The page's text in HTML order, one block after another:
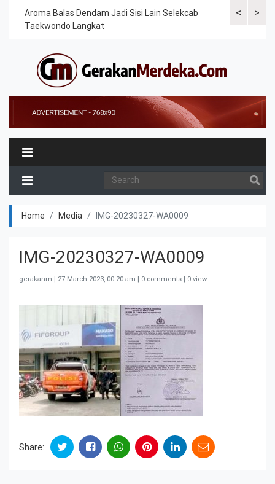
<
Aroma Balas Dendam Jadi Sisi Lain Selekcab
Taekwondo Langkat
>
Home Media IMG-20230327-WA0009
IMG-20230327-WA0009
gerakanm | 27 March 2023, 00:20 am | 0 comments | 0 view
Share: